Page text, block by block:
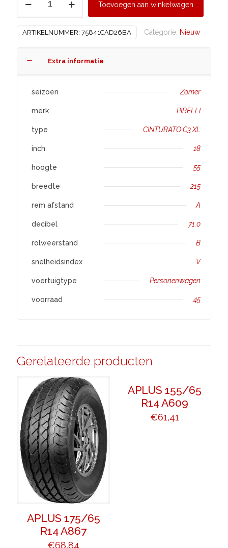
CINTURATO
Toevoegen aan winkelwagen
ARTIKELNUMMER: 75841CAD26BA Categorie: Nieuw
Extra informatie
seizoen Zomer
merk PIRELLI
type CINTURATO C3 XL
inch 18
hoogte 55
breedte 215
rem afstand A
decibel 71.0
rolweerstand B
snelheidsindex V
voertuigtype Personenwagen
voorraad 45
Gerelateerde producten
APLUS 175/65
R14 A867
€68,84
APLUS 155/65
R14 A609
€61,41